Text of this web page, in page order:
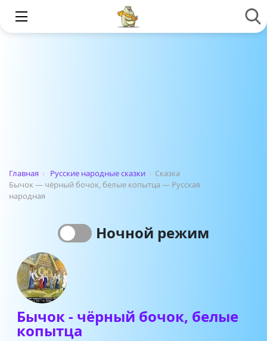
Главная › Русские народные сказки › Сказка
Бычок — чёрный бочок, белые копытца — Русская
народная
Ночной режим
Бычок - чёрный бочок, белые
копытца